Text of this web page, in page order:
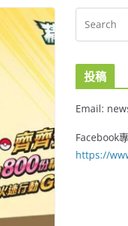
投稿
Email:
Facebook
https://